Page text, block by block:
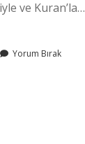
ve Kuran’la…
Yorum Bırak